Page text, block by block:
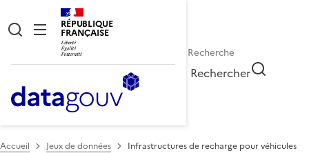
RÉPUBLIQUE
FRANÇAISE
Rechercher
Accueil Jeux de données
Infrastructures de recharge pour véhicules